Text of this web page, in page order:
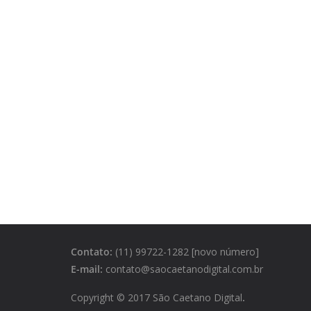
Contato: (11) 99722-1282 [novo número]
E-mail: contato@saocaetanodigital.com.br
Copyright © 2017 São Caetano Digital.